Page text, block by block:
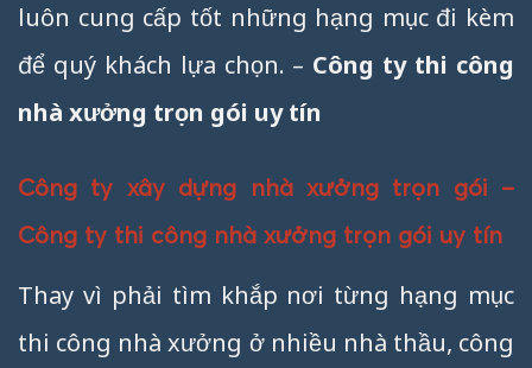
luôn cung cấp tốt những hạng mục đi kèm
để quý khách lựa chọn. – Công ty thi công
nhà xưởng trọn gói uy tín
Công ty xây dựng nhà xưởng trọn gói –
Công ty thi công nhà xưởng trọn gói uy tín
Thay vì phải tìm khắp nơi từng hạng mục
thi công nhà xưởng ở nhiều nhà thầu, công